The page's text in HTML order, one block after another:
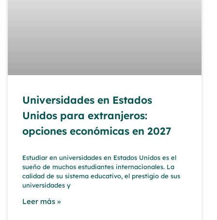
Universidades en Estados
Unidos para extranjeros:
opciones económicas en 2027
Estudiar en universidades en Estados Unidos es el
sueño de muchos estudiantes internacionales. La
calidad de su sistema educativo, el prestigio de sus
universidades y
Leer más »